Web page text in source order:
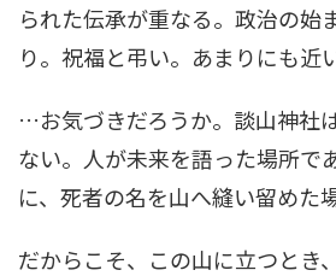
られた伝承が重なる。政治の始
り。祝福と弔い。あまりにも近
…お気づきだろうか。談山神社
ない。人が未来を語った場所で
に、死者の名を山へ縫い留めた
だからこそ、この山に立つとき